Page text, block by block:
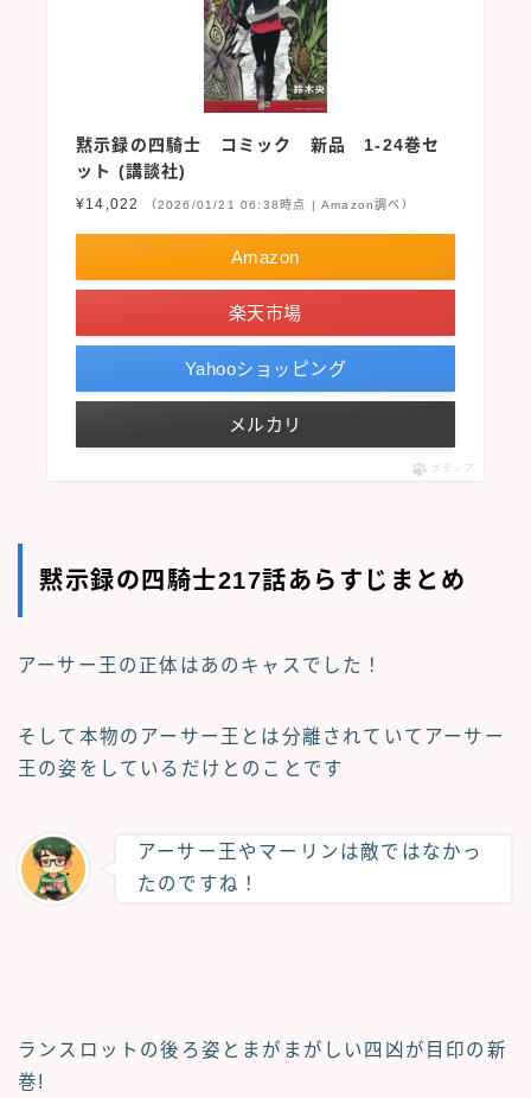
黙示録の四騎士 コミック 新品 1-24巻セ
ット (講談社)
¥14,022 （2026/01/21 06:38時点 | Amazon調べ）
Amazon
楽天市場
Yahooショッピング
メルカリ
ポチップ
黙示録の四騎士217話あらすじまとめ
アーサー王の正体はあのキャスでした！
そして本物のアーサー王とは分離されていてアーサー
王の姿をしているだけとのことです
アーサー王やマーリンは敵ではなかっ
たのですね！
ランスロットの後ろ姿とまがまがしい四凶が目印の新
巻!